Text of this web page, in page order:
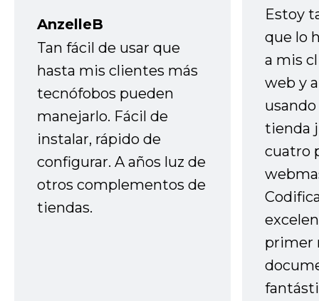
AnzelleB
Tan fácil de usar que
hasta mis clientes más
tecnófobos pueden
manejarlo. Fácil de
instalar, rápido de
configurar. A años luz de
otros complementos de
tiendas.
Estoy
que lo
a mis
web y
tienda
cuatro
primer